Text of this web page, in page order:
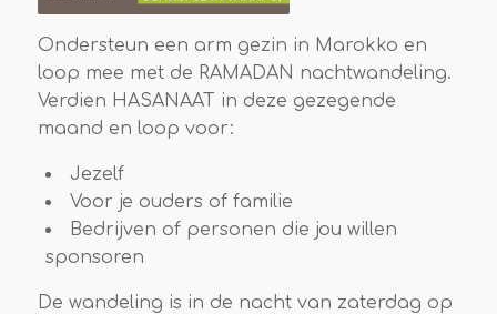
Ondersteun een arm gezin in Marokko en
loop mee met de RAMADAN nachtwandeling.
Verdien HASANAAT in deze gezegende
maand en loop voor:
Jezelf
Voor je ouders of familie
Bedrijven of personen die jou willen
sponsoren
De wandeling is in de nacht van zaterdag op